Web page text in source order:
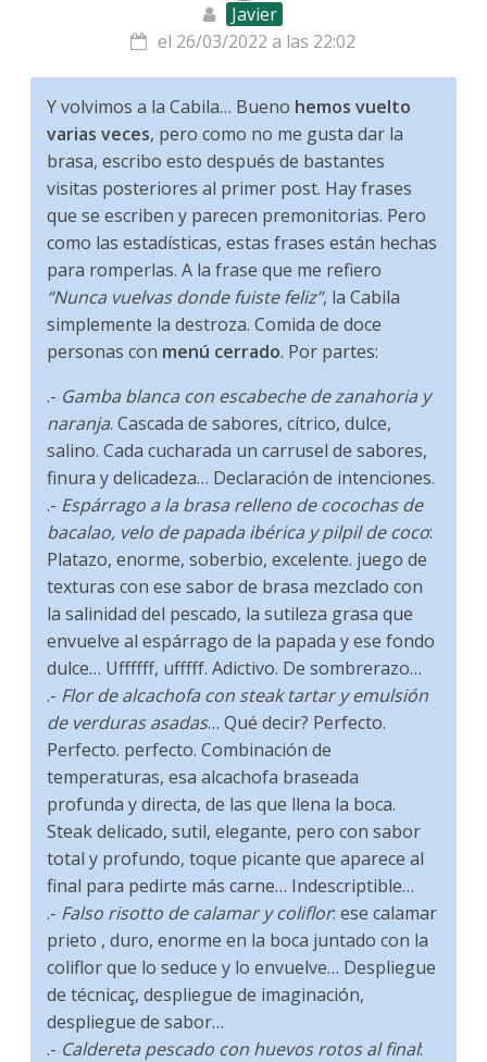
Javier
el 26/03/2022 a las 22:02
Y volvimos a la Cabila… Bueno hemos vuelto
varias veces, pero como no me gusta dar la
brasa, escribo esto después de bastantes
visitas posteriores al primer post. Hay frases
que se escriben y parecen premonitorias. Pero
como las estadísticas, estas frases están hechas
para romperlas. A la frase que me refiero
“Nunca vuelvas donde fuiste feliz”, la Cabila
simplemente la destroza. Comida de doce
personas con menú cerrado. Por partes:
.- Gamba blanca con escabeche de zanahoria y
naranja. Cascada de sabores, cítrico, dulce,
salino. Cada cucharada un carrusel de sabores,
finura y delicadeza… Declaración de intenciones.
.- Espárrago a la brasa relleno de cocochas de
bacalao, velo de papada ibérica y pilpil de coco:
Platazo, enorme, soberbio, excelente. juego de
texturas con ese sabor de brasa mezclado con
la salinidad del pescado, la sutileza grasa que
envuelve al espárrago de la papada y ese fondo
dulce… Uffffff, ufffff. Adictivo. De sombrerazo…
.- Flor de alcachofa con steak tartar y emulsión
de verduras asadas… Qué decir? Perfecto.
Perfecto. perfecto. Combinación de
temperaturas, esa alcachofa braseada
profunda y directa, de las que llena la boca.
Steak delicado, sutil, elegante, pero con sabor
total y profundo, toque picante que aparece al
final para pedirte más carne… Indescriptible…
.- Falso risotto de calamar y coliflor: ese calamar
prieto , duro, enorme en la boca juntado con la
coliflor que lo seduce y lo envuelve… Despliegue
de técnicaç, despliegue de imaginación,
despliegue de sabor…
.- Caldereta pescado con huevos rotos al final: